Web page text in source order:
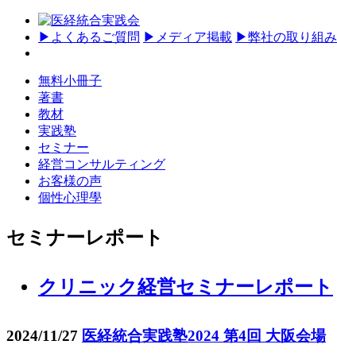
▶ よくあるご質問 ▶ メディア掲載 ▶弊社の取り組み
無料小冊子
著書
教材
実践塾
セミナー
経営コンサルティング
お客様の声
個性心理學
セミナーレポート
クリニック経営セミナーレポート
2024/11/27 医経統合実践塾2024 第4回 大阪会場